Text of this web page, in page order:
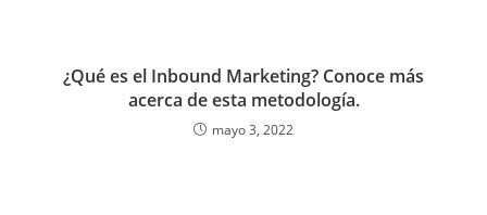
¿Qué es el Inbound Marketing? Conoce más
acerca de esta metodología.
mayo 3, 2022